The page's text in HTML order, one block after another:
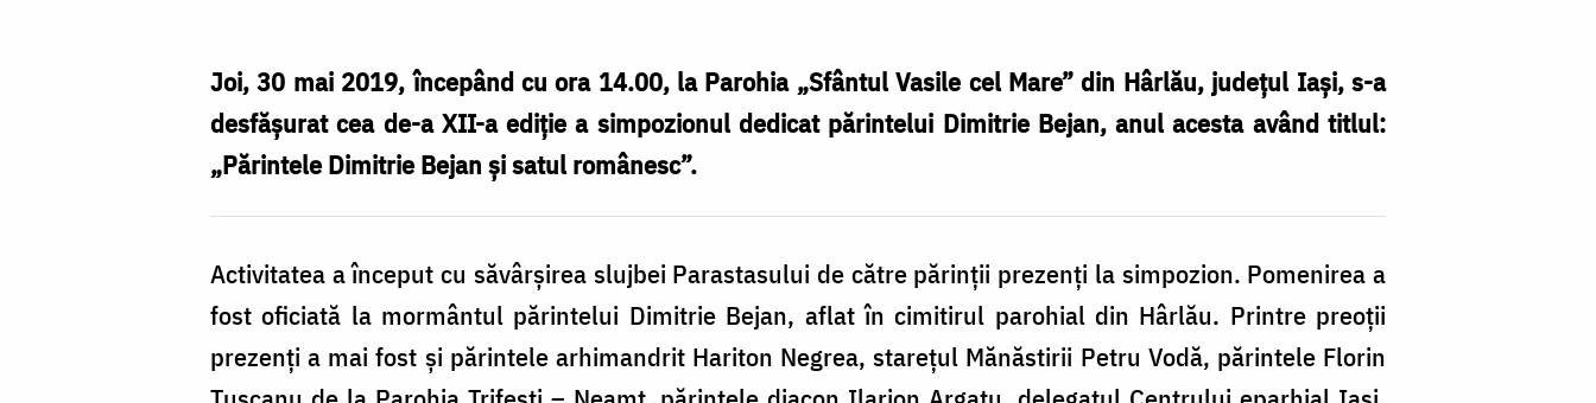
Joi, 30 mai 2019, începând cu ora 14.00, la Parohia „Sfântul Vasile cel Mare” din Hârlău, județul Iaşi, s-a
desfășurat cea de-a XII-a ediție a simpozionul dedicat părintelui Dimitrie Bejan, anul acesta având titlul:
„Părintele Dimitrie Bejan și satul românesc”.
Activitatea a început cu săvârșirea slujbei Parastasului de către părinții prezenți la simpozion. Pomenirea a
fost oficiată la mormântul părintelui Dimitrie Bejan, aflat în cimitirul parohial din Hârlău. Printre preoții
prezenți a mai fost și părintele arhimandrit Hariton Negrea, starețul Mănăstirii Petru Vodă, părintele Florin